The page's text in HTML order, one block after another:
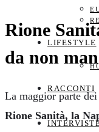
LIFESTYLE
RACCONTI
Rione
da non
La maggior parte
Rione Sanità, la